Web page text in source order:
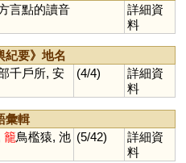
言點的讀音
詳細資
料
紀要》地名
千戶所, 安
(4/4)
詳細資
料
彙輯
籠鳥檻猿, 池 (5/42)
詳細資
料